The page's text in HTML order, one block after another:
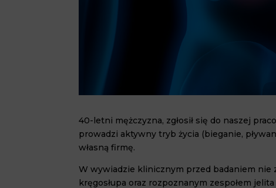
40-letni mężczyzna, zgłosił się do naszej
prowadzi aktywny tryb życia (bieganie,
własną firmę.
W wywiadzie klinicznym przed badaniem nie
kręgosłupa oraz rozpoznanym zespołem